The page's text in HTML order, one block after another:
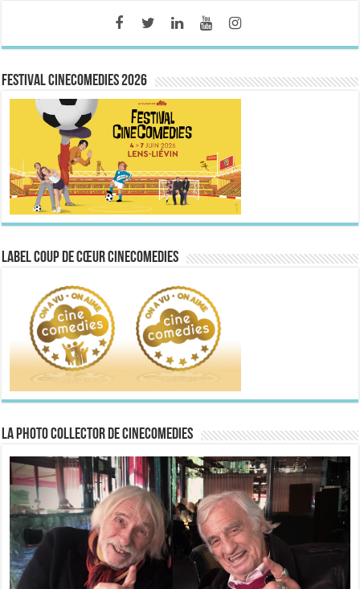
FESTIVAL CINECOMEDIES 2026
Label Coup de Cœur CineComedies
La Photo collector de CineComedies